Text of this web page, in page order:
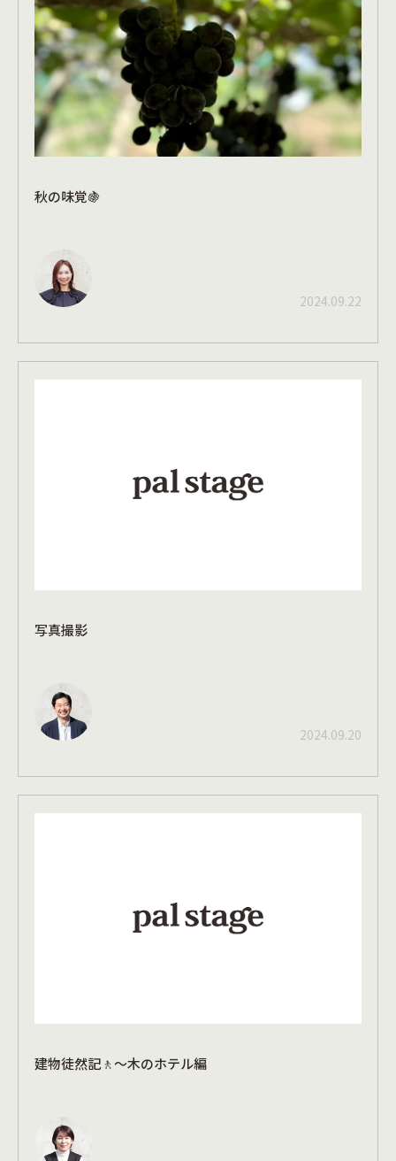
秋の味覚🍇
2024.09.22
写真撮影
2024.09.20
建物徒然記🚶～木のホテル編